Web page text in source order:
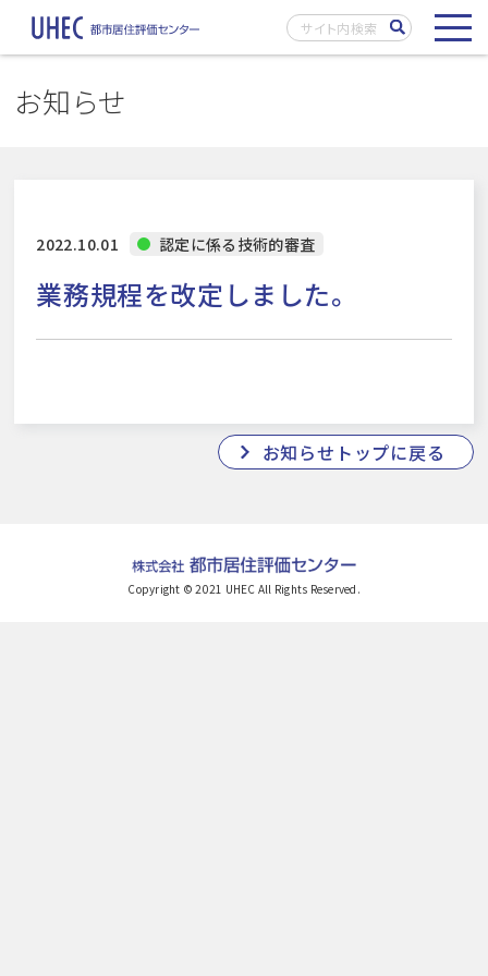
お知らせ
2022.10.01 認定に係る技術的審査
業務規程を改定しました。
お知らせトップに戻る
Copyright © 2021 UHEC All Rights Reserved.